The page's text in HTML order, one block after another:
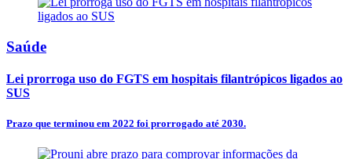
Saúde
Lei prorroga uso do FGTS em hospitais filantrópicos ligados ao
SUS
Prazo que terminou em 2022 foi prorrogado até 2030.